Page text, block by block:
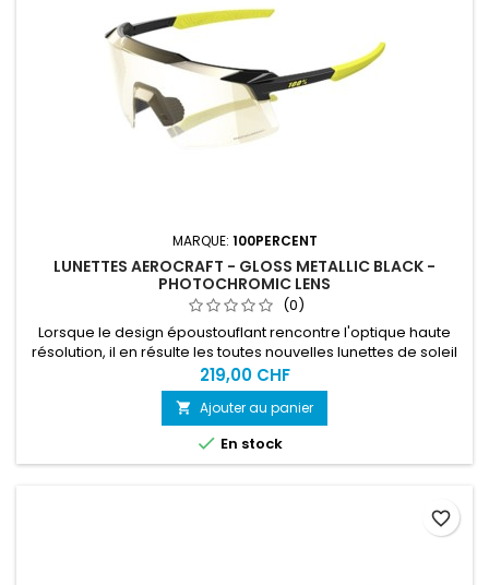
MARQUE: 100PERCENT
LUNETTES AEROCRAFT - GLOSS METALLIC BLACK -
PHOTOCHROMIC LENS
(0)
Lorsque le design époustouflant rencontre l'optique haute
résolution, il en résulte les toutes nouvelles lunettes de soleil
Aerocraft Performance. Élevez votre expérience de
performance à un nouveau niveau avec une lentille Freeform
monofocale et un design sans monture, conçu pour offrir un
champ de vision vraiment impressionnant.
219,00 CHF
 Ajouter au panier
 En stock
favorite_border